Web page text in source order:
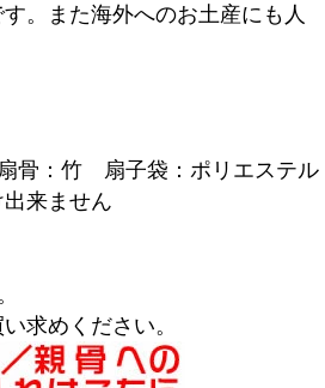
。また海外へのお土産にも人
骨：竹 扇子袋：ポリエステル
来ません
求めください。